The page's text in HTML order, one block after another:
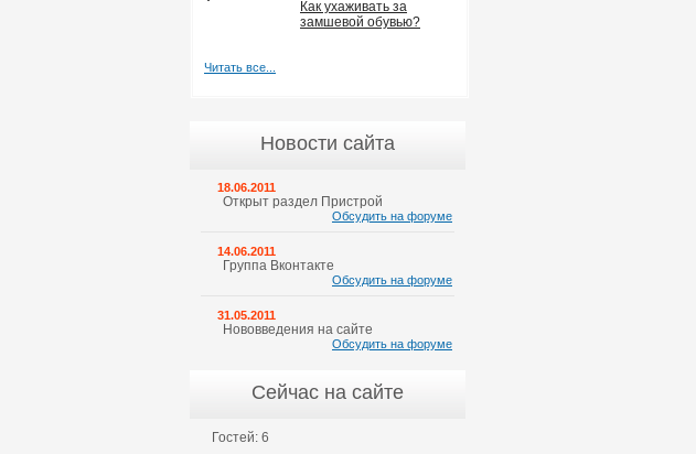
Как ухаживать за
замшевой обувью?
Читать все...
Новости сайта
18.06.2011
Открыт раздел Пристрой
Обсудить на форуме
14.06.2011
Группа Вконтакте
Обсудить на форуме
31.05.2011
Нововведения на сайте
Обсудить на форуме
Сейчас на сайте
Гостей: 6